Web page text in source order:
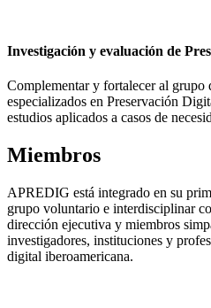
Investigación y evaluación de
Complementar y fortalecer al grupo
especializados en Preservación
estudios aplicados a casos de
Miembros
APREDIG está integrado en su
grupo voluntario e interdisciplinar
dirección ejecutiva y miembros
investigadores, instituciones y
digital iberoamericana.